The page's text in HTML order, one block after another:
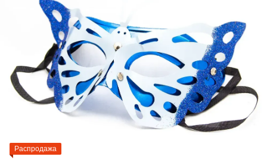
Распродажа